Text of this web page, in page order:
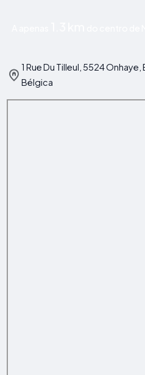
1 Rue Du Tilleul, 5524 Onhaye,
Bélgica